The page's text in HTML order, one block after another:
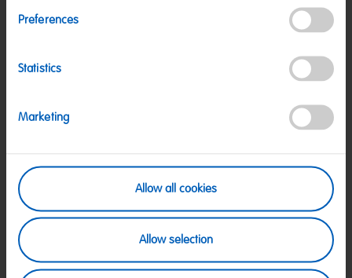
Preferences
Statistics
Marketing
Allow all cookies
Allow selection
5,99 €
Plüschkissen Happy Cherries Plüsch-Goldbär 20cm